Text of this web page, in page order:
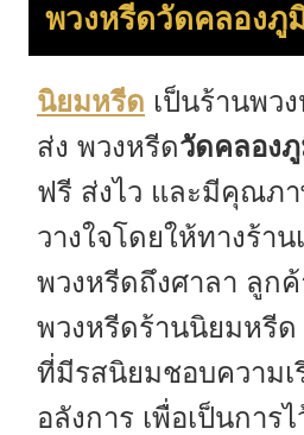
พวงหรีดวัดคลองภู
นิยมหรีด เป็นร้านพว
ส่ง พวงหรีดวัดคลอง
ฟรี ส่งไว และมีคุณภา
วางใจโดยให้ทางร้าน
พวงหรีดถึงศาลา ลูก
พวงหรีดร้านนิยมหรี
ที่มีรสนิยมชอบความเ
อลังการ เพื่อเป็นการ